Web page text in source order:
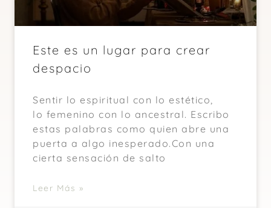
Este es un lugar para crear
despacio
Sentir lo espiritual con lo estético,
lo femenino con lo ancestral. Escribo
estas palabras como quien abre una
puerta a algo inesperado.Con una
cierta sensación de salto
Leer Más »